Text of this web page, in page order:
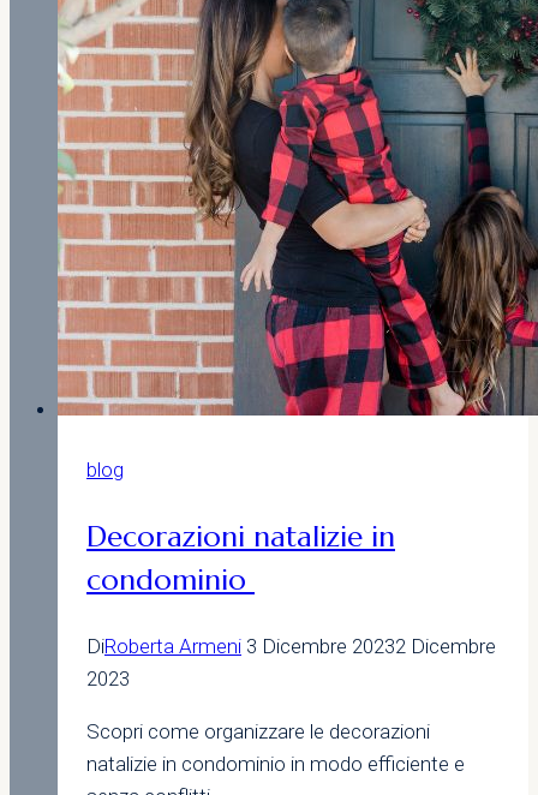
di
Abbanoa:
tutto
quello
che
devi
sapere
blog
Decorazioni natalizie in
condominio
DiRoberta Armeni 3 Dicembre 20232 Dicembre
2023
Scopri come organizzare le decorazioni
natalizie in condominio in modo efficiente e